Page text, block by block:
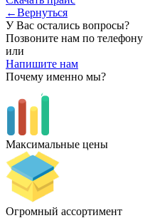
←Вернуться
У Вас остались вопросы?
Позвоните нам по телефону
или
Напишите нам
Почему именно мы?
Максимальные цены
Огромный ассортимент